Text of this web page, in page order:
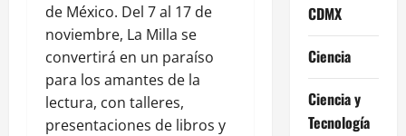
de México. Del 7 al 17 de
noviembre, La Milla se
convertirá en un paraíso
para los amantes de la
lectura, con talleres,
presentaciones de libros y
CDMX
Ciencia
Ciencia y
Tecnología